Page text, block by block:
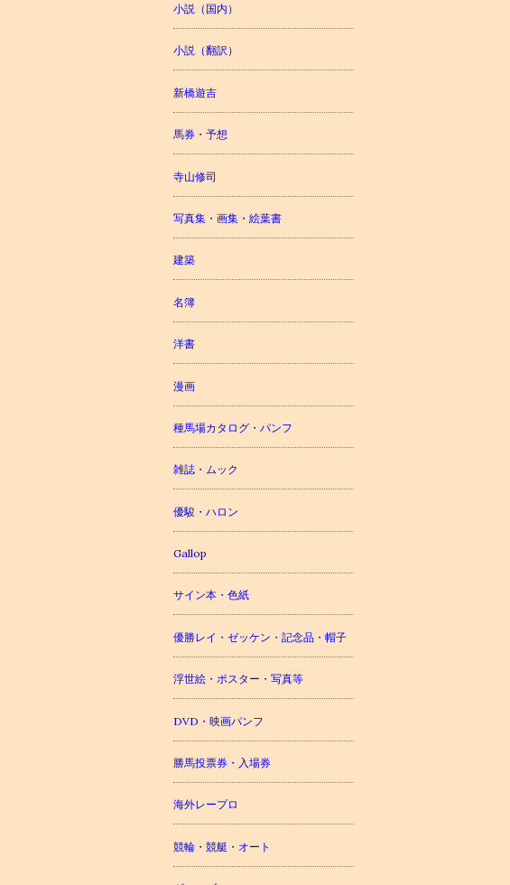
小説（国内）
小説（翻訳）
新橋遊吉
馬券・予想
寺山修司
写真集・画集・絵葉書
建築
名簿
洋書
漫画
種馬場カタログ・パンフ
雑誌・ムック
優駿・ハロン
Gallop
サイン本・色紙
優勝レイ・ゼッケン・記念品・帽子
浮世絵・ポスター・写真等
DVD・映画パンフ
勝馬投票券・入場券
海外レープロ
競輪・競艇・オート